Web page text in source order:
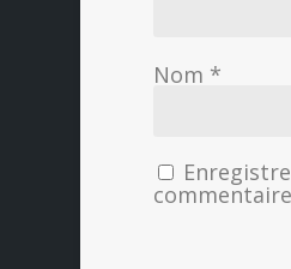
Nom *